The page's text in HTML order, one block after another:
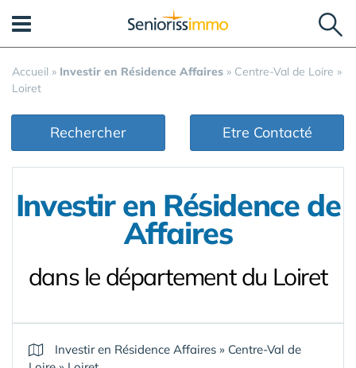
Accueil » Investir en Résidence Affaires » Centre-Val de Loire »
Loiret
Rechercher Etre Contacté
Investir en Résidence de
Affaires
dans le département du Loiret
Investir en Résidence Affaires » Centre-Val de